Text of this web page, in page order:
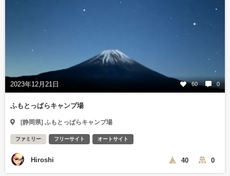
2023年12月21日 60 0
ふもとっぱらキャンプ場
[静岡県] ふもとっぱらキャンプ場
ファミリー フリーサイト オートサイト
Hiroshi 40 0